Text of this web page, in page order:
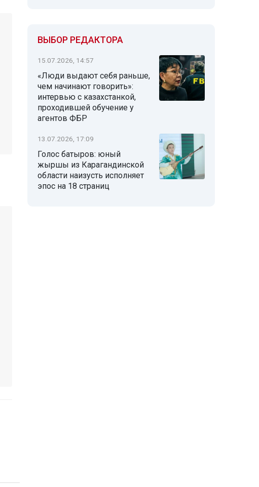
ВЫБОР РЕДАКТОРА
15.07.2026, 14:57
«Люди выдают себя раньше,
чем начинают говорить»:
интервью с казахстанкой,
проходившей обучение у
агентов ФБР
13.07.2026, 17:09
Голос батыров: юный
жыршы из Карагандинской
области наизусть исполняет
эпос на 18 страниц